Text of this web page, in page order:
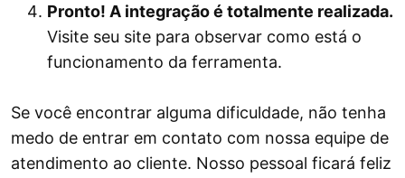
Pronto! A integração é totalmente realizada.
Visite seu site para observar como está o
funcionamento da ferramenta.
Se você encontrar alguma dificuldade, não tenha
medo de entrar em contato com nossa equipe de
atendimento ao cliente. Nosso pessoal ficará feliz